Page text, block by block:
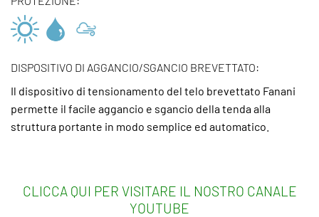
DISPOSITIVO DI AGGANCIO/SGANCIO BREVETTATO:
Il dispositivo di tensionamento del telo brevettato Fanani
permette il facile aggancio e sgancio della tenda alla
struttura portante in modo semplice ed automatico.
CLICCA QUI PER VISITARE IL NOSTRO CANALE
YOUTUBE